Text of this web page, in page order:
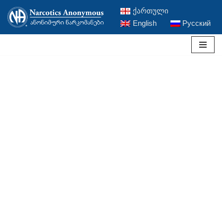
Перейти
ქართული
English
Русский